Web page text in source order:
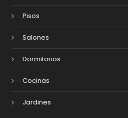
Pisos
Salones
Dormitorios
Cocinas
Jardines